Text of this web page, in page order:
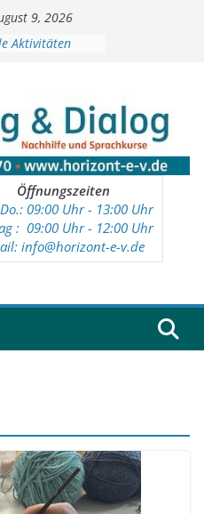
9, 2026
Aktivitäten
Öffnungszeiten
09:00 Uhr - 13:00 Uhr
: 09:00 Uhr - 12:00 Uhr
info@horizont-e-v.de